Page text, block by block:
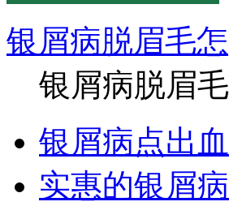
银屑病脱眉毛怎
银屑病脱眉
银屑病点出
实惠的银屑